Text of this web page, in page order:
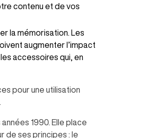
contenu et de vos
la mémorisation. Les
augmenter l’impact
accessoires qui, en
pour une utilisation
1990. Elle place
de ses principes : le